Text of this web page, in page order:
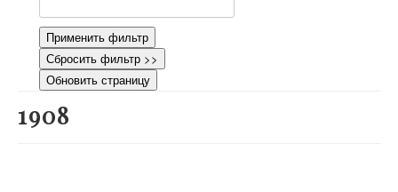
Применить фильтр
Сбросить фильтр >>
Обновить страницу
1908